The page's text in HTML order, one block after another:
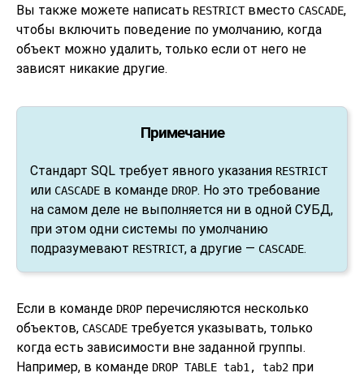
Вы также можете написать RESTRICTвместо CASCADE,
чтобы включить поведение по умолчанию, когда
объект можно удалить, только если от него не
зависят никакие другие.
Примечание
Стандарт SQL требует явного указания RESTRICT
или CASCADE в команде DROP. Но это требование
на самом деле не выполняется ни в одной СУБД,
при этом одни системы по умолчанию
подразумевают RESTRICT, а другие — CASCADE.
Если в команде DROP перечисляются несколько
объектов, CASCADE требуется указывать, только
когда есть зависимости вне заданной группы.
Например, в команде DROP TABLE tab1, tab2 при